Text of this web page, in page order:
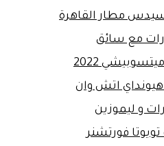
مطار القاهرة
مع سائق
2022
هيونداي اتش وان
و ليموزين
فورتشنر